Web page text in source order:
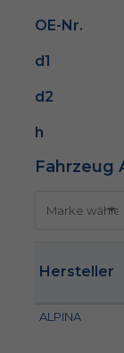
OE-Nr.
d1
d2
h
Fahrzeug
Hersteller
ALPINA